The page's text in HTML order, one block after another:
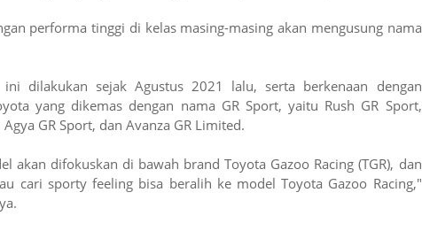
performa tinggi di kelas masing-masing akan mengusung nama
dilakukan sejak Agustus 2021 lalu, serta berkenaan dengan
yang dikemas dengan nama GR Sport, yaitu Rush GR Sport,
GR Sport, dan Avanza GR Limited.
akan difokuskan di bawah brand Toyota Gazoo Racing (TGR), dan
cari sporty feeling bisa beralih ke model Toyota Gazoo Racing,"